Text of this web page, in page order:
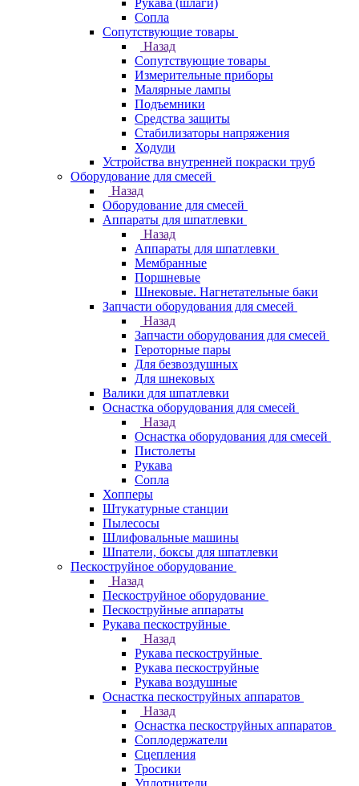
Рукава (шлаги)
Сопла
Сопутствующие товары
Назад
Сопутствующие товары
Измерительные приборы
Малярные лампы
Подъемники
Средства защиты
Стабилизаторы напряжения
Ходули
Устройства внутренней покраски труб
Оборудование для смесей
Назад
Оборудование для смесей
Аппараты для шпатлевки
Назад
Аппараты для шпатлевки
Мембранные
Поршневые
Шнековые. Нагнетательные баки
Запчасти оборудования для смесей
Назад
Запчасти оборудования для смесей
Героторные пары
Для безвоздушных
Для шнековых
Валики для шпатлевки
Оснастка оборудования для смесей
Назад
Оснастка оборудования для смесей
Пистолеты
Рукава
Сопла
Хопперы
Штукатурные станции
Пылесосы
Шлифовальные машины
Шпатели, боксы для шпатлевки
Пескоструйное оборудование
Назад
Пескоструйное оборудование
Пескоструйные аппараты
Рукава пескоструйные
Назад
Рукава пескоструйные
Рукава пескоструйные
Рукава воздушные
Оснастка пескоструйных аппаратов
Назад
Оснастка пескоструйных аппаратов
Соплодержатели
Сцепления
Тросики
Уплотнители